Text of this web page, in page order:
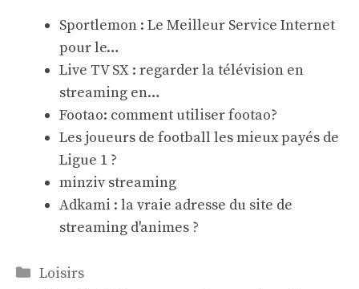
Sportlemon : Le Meilleur Service Internet
pour le…
Live TV SX : regarder la télévision en
streaming en…
Footao: comment utiliser footao?
Les joueurs de football les mieux payés de
Ligue 1 ?
minziv streaming
Adkami : la vraie adresse du site de
streaming d'animes ?
Catégories
Loisirs